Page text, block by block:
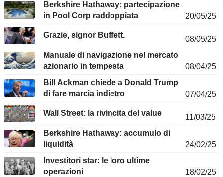
Berkshire Hathaway: partecipazione
in Pool Corp raddoppiata
20/05/25
Grazie, signor Buffett.
08/05/25
Manuale di navigazione nel mercato
azionario in tempesta
08/04/25
Bill Ackman chiede a Donald Trump
di fare marcia indietro
07/04/25
Wall Street: la rivincita del value
11/03/25
Berkshire Hathaway: accumulo di
liquidità
24/02/25
Investitori star: le loro ultime
operazioni
18/02/25